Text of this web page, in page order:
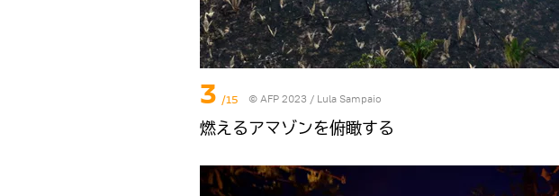
3 /15 © AFP 2023 / Lula Sampaio
燃えるアマゾンを俯瞰する